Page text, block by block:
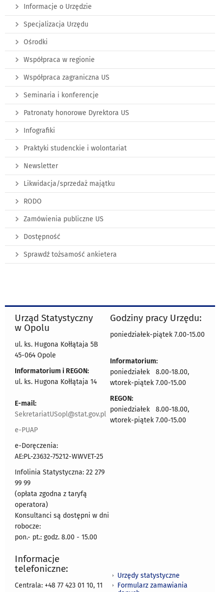
Informacje o Urzędzie
Specjalizacja Urzędu
Ośrodki
Współpraca w regionie
Współpraca zagraniczna US
Seminaria i konferencje
Patronaty honorowe Dyrektora US
Infografiki
Praktyki studenckie i wolontariat
Newsletter
Likwidacja/sprzedaż majątku
RODO
Zamówienia publiczne US
Dostępność
Sprawdź tożsamość ankietera
Urząd Statystyczny
w Opolu
ul. ks. Hugona Kołłątaja 5B
45-064 Opole
Informatorium i REGON:
ul. ks. Hugona Kołłątaja 14
E-mail:
SekretariatUSopl@stat.gov.pl
e-PUAP
e-Doręczenia:
AE:PL-23632-75212-WWVET-25
Infolinia Statystyczna: 22 279
99 99
(opłata zgodna z taryfą
operatora)
Konsultanci są dostępni w dni
robocze:
pon.- pt.: godz. 8.00 - 15.00
Godziny pracy Urzędu:
poniedziałek-piątek 7.00-15.00
Informatorium:
poniedziałek 8.00-18.00,
wtorek-piątek 7.00-15.00
REGON:
poniedziałek 8.00-18.00,
wtorek-piątek 7.00-15.00
Informacje
telefoniczne:
Centrala: +48 77 423 01 10, 11
Urzędy statystyczne
Formularz zamawiania